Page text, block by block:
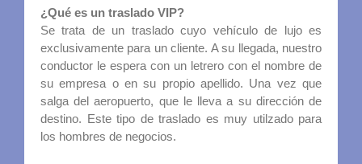
¿Qué es un traslado VIP?
Se trata de un traslado cuyo vehículo de lujo es
exclusivamente para un cliente. A su llegada, nuestro
conductor le espera con un letrero con el nombre de
su empresa o en su propio apellido. Una vez que
salga del aeropuerto, que le lleva a su dirección de
destino. Este tipo de traslado es muy utilzado para
los hombres de negocios.